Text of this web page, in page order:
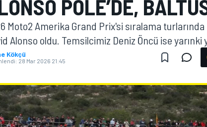
POLE’DE,
Moto2 Amerika Grand Prix'si sıralama
Alonso oldu. Temsilcimiz Deniz Öncü ise yarınki
Kökçü
28 Mar 2026 21:45